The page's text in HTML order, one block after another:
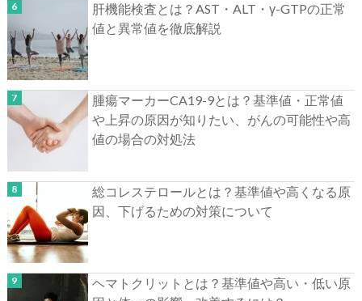
肝機能検査とは？AST・ALT・γ-GTPの正常
値と異常値を徹底解説
腫瘍マーカーCA19-9とは？基準値・正常値
や上昇の原因が知りたい、がんの可能性や高
値の場合の対処法
総コレステロールとは？基準値や高くなる原
因、下げるための対策について
ヘマトクリットとは？基準値や高い・低い原